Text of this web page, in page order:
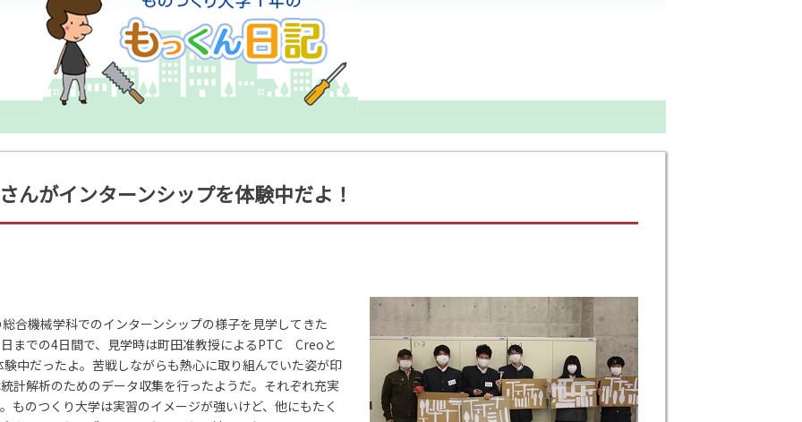
んがインターンシップを体験中だよ！
合機械学科でのインターンシップの様子を見学してきた
までの4日間で、見学時は町田准教授によるPTC Creoと
中だったよ。苦戦しながらも熱心に取り組んでいた姿が印
計解析のためのデータ収集を行ったようだ。それぞれ充実
ものつくり大学は実習のイメージが強いけど、他にもたく